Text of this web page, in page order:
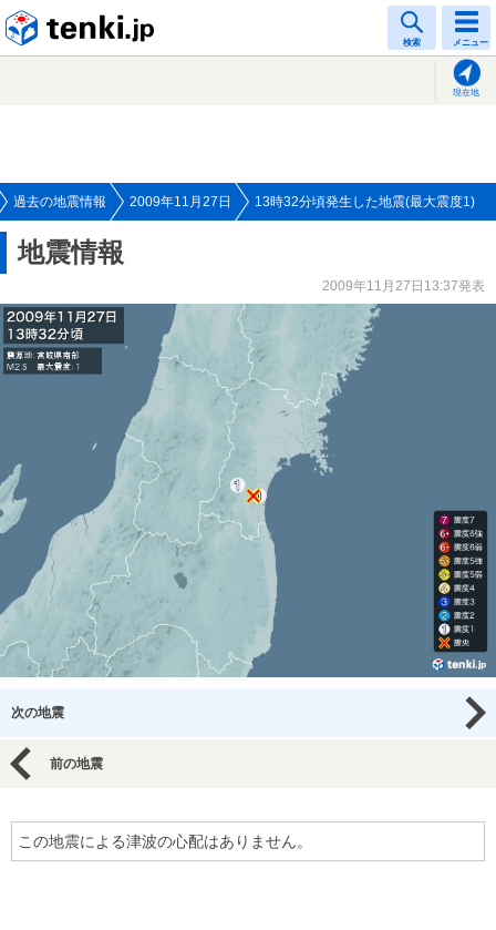
検索 メニュー
現在地
過去の地震情報 2009年11月27日 13時32分頃発生した地震(最大震度1)
地震情報
2009年11月27日13:37発表
次の地震
前の地震
この地震による津波の心配はありません。